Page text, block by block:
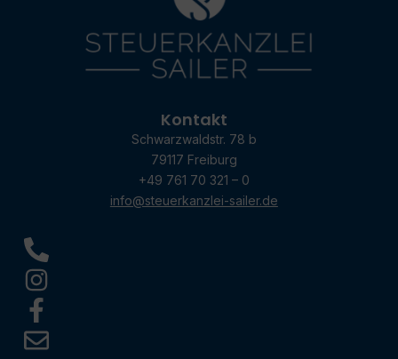
Kontakt
Schwarzwaldstr. 78 b
79117 Freiburg
+49 761 70 321 – 0
info@steuerkanzlei-sailer.de